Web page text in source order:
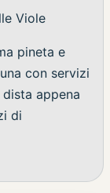
Viole
pineta e
con servizi
appena
di